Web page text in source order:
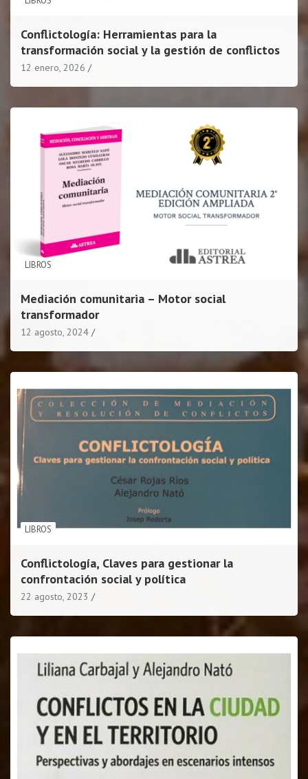
Conflictología: Herramientas para la
transformación social y la gestión de conflictos
12 enero, 2026
LIBROS
Mediación comunitaria – Motor social
transformador
12 agosto, 2024
LIBROS
Conflictología, Claves para gestionar la
confrontación social y política
22 agosto, 2023